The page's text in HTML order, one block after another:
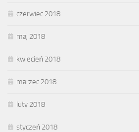
czerwiec 2018
maj 2018
kwiecień 2018
marzec 2018
luty 2018
styczeń 2018